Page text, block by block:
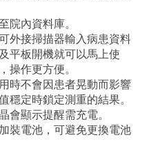
院內資料庫。
外接掃描器輸入病患資料
平板開機就可以馬上使
操作更方便。
時不會因患者晃動而影響
穩定時鎖定測重的結果。
會顯示提醒需充電。
裝電池，可避免更換電池